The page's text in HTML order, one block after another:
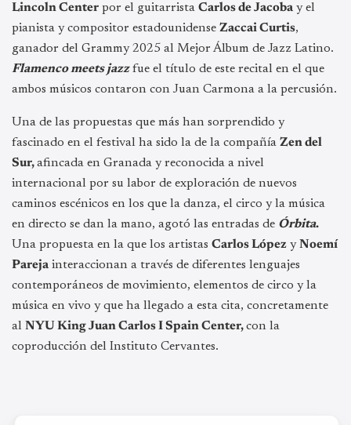
Lincoln Center por el guitarrista Carlos de Jacoba y el
pianista y compositor estadounidense Zaccai Curtis,
ganador del Grammy 2025 al Mejor Álbum de Jazz Latino.
Flamenco meets jazzfue el título de este recital en el que
ambos músicos contaron con Juan Carmona a la percusión.
Una de las propuestas que más han sorprendido y
fascinado en el festival ha sido la de la compañía Zen del
Sur,afincada en Granada y reconocida a nivel
internacional por su labor de exploración de nuevos
caminos escénicos en los que la danza, el circo y la música
en directo se dan la mano, agotó las entradas de Órbita.
Una propuesta en la que los artistas Carlos López yNoemí
Pareja interaccionan a través de diferentes lenguajes
contemporáneos de movimiento, elementos de circo y la
música en vivo y que ha llegado a esta cita, concretamente
al NYU King Juan Carlos I Spain Center,con la
coproducción del Instituto Cervantes.